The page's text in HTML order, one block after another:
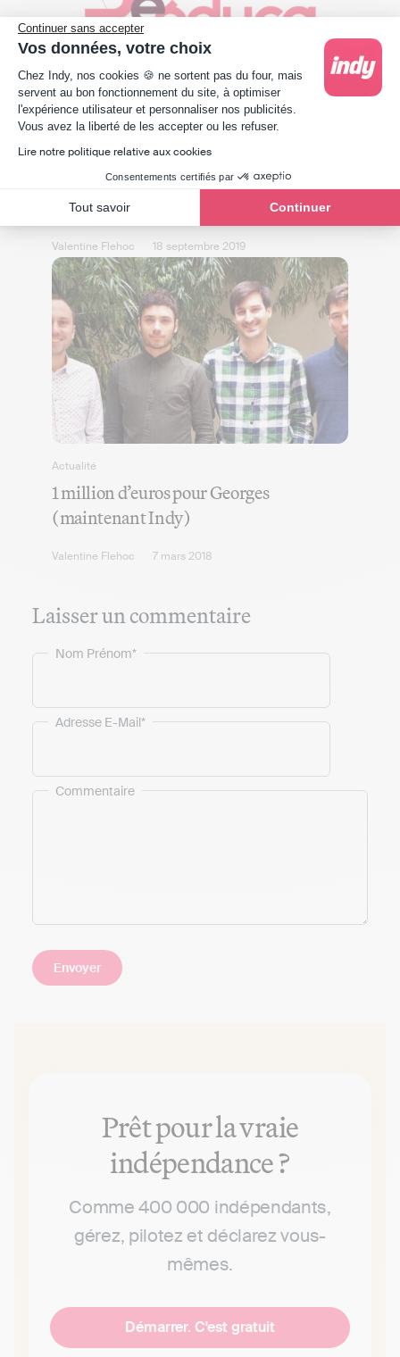
Continuer sans accepter
Vos données, votre choix
Plateforme de Gestion du Consentement :
Chez Indy, nos cookies 🍪 ne sortent pas du four, mais
servent au bon fonctionnement du site, à optimiser
l'expérience utilisateur et personnaliser nos publicités.
Vous avez la liberté de les accepter ou les refuser.
Lire notre politique relative aux cookies
Consentements certifiés par
Tout savoir Continuer
Axeptio consent
Actualité
Découvrez Georges (maintenant Indy)
au salon Rééduca 2019
Valentine Flehoc 18 septembre 2019
Actualité
1 million d’euros pour Georges
(maintenant Indy)
Valentine Flehoc 7 mars 2018
Laisser un commentaire
Commentaire
Nom Prénom*
Adresse E-Mail*
Prêt pour la vraie
indépendance ?
Comme 400 000 indépendants,
gérez, pilotez et déclarez vous-
mêmes.
Démarrer. C'est gratuit